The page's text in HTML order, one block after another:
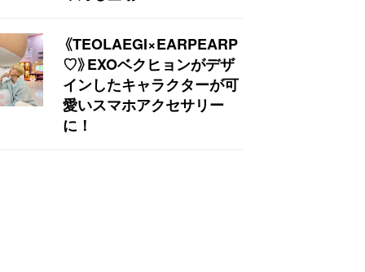
《TEOLAEGI×EARPEARP
♡》EXOベクヒョンがデザ
インしたキャラクターが可
愛いスマホアクセサリー
に！